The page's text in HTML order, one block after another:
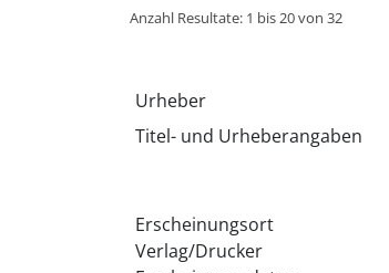
Anzahl Resultate: 1 bis 20 von 32
Urheber
Titel- und Urheberangaben
Erscheinungsort
Verlag/Drucker